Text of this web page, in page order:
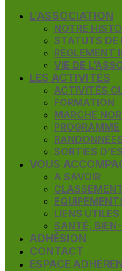
L’ASSOCIATION
NOTRE
STATUTS DE
RÈGLEMENT
VIE DE
LES ACTIVITÉS
ACTIVITÉS
FORMATION
MARCHE
PROGRAMME
SORTIES
VOUS
A SAVOIR
LIENS UTILES
SANTÉ,
ADHÉSION
CONTACT
ESPACE